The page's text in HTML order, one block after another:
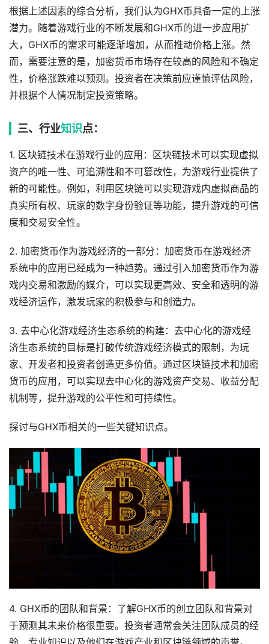
根据上述因素的综合分析，我们认为GHX币具备一定的上涨
潜力。随着游戏行业的不断发展和GHX币的进一步应用扩
大，GHX币的需求可能逐渐增加，从而推动价格上涨。然
而，需要注意的是，加密货币市场存在较高的风险和不确定
性，价格涨跌难以预测。投资者在决策前应谨慎评估风险，
并根据个人情况制定投资策略。
三、行业知识点：
1. 区块链技术在游戏行业的应用：区块链技术可以实现虚拟
资产的唯一性、可追溯性和不可篡改性，为游戏行业提供了
新的可能性。例如，利用区块链可以实现游戏内虚拟商品的
真实所有权、玩家的数字身份验证等功能，提升游戏的可信
度和交易安全性。
2. 加密货币作为游戏经济的一部分：加密货币在游戏经济
系统中的应用已经成为一种趋势。通过引入加密货币作为游
戏内交易和激励的媒介，可以实现更高效、安全和透明的游
戏经济运作，激发玩家的积极参与和创造力。
3. 去中心化游戏经济生态系统的构建：去中心化的游戏经
济生态系统的目标是打破传统游戏经济模式的限制，为玩
家、开发者和投资者创造更多价值。通过区块链技术和加密
货币的应用，可以实现去中心化的游戏资产交易、收益分配
机制等，提升游戏的公平性和可持续性。
探讨与GHX币相关的一些关键知识点。
4. GHX币的团队和背景：了解GHX币的创立团队和背景对
于预测其未来价格很重要。投资者通常会关注团队成员的经